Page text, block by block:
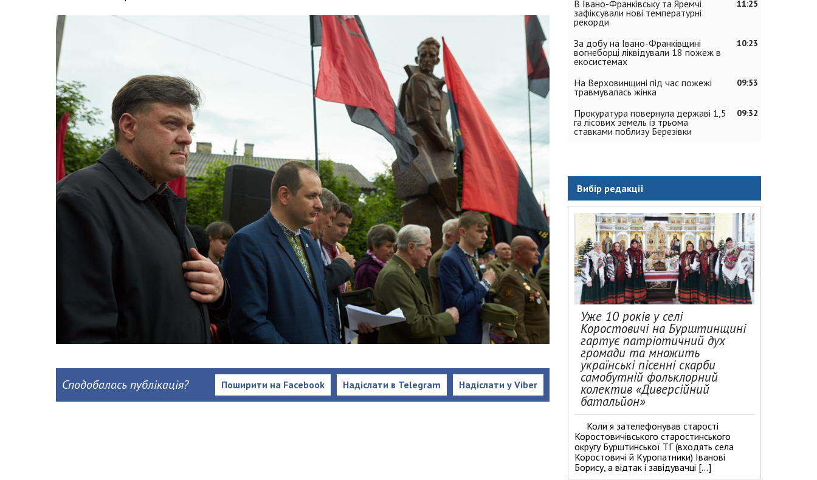
Сподобалась публікація? Надіслати у Viber
Надіслати в Telegram
Поширити на Facebook
11:25
В Івано-Франківську та Яремчі
зафіксували нові температурні
рекорди
10:23
За добу на Івано-Франківщині
вогнеборці ліквідували 18 пожеж в
екосистемах
09:53
На Верховинщині під час пожежі
травмувалась жінка
09:32
Прокуратура повернула державі 1,5
га лісових земель із трьома
ставками поблизу Березівки
Вибір редакції
Уже 10 років у селі
Коростовичі на Бурштинщині
гартує патріотичний дух
громади та множить
українські пісенні скарби
самобутній фольклорний
колектив «Диверсійний
батальйон»
Коли я зателефонував старості
Коростовичівського старостинського
округу Бурштинської ТГ (входять села
Коростовичі й Куропатники) Іванові
Борису, а відтак і завідувачці […]